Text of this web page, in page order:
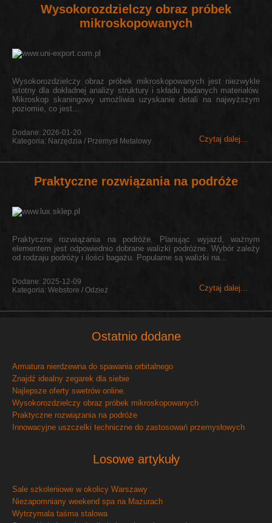
Wysokorozdzielczy obraz próbek
mikroskopowanych
Wysokorozdzielczy obraz próbek mikroskopowanych jest niezwykle
istotny dla dokładnej analizy struktury i składu badanych materiałów.
Mikroskop skaningowy umożliwia uzyskanie detali na najwyższym
poziomie, co jest...
Czytaj dalej...
Dodane: 2026-01-20
Kategoria: Narzędzia / Przemysł Metalowy
Praktyczne rozwiązania na podróże
Praktyczne rozwiązania na podróże. Planując wyjazd, ważnym
elementem jest odpowiednio dobrane walizki podróżne. Wybór zależy
od rodzaju podróży i ilości bagażu. Popularne są walizki na...
Czytaj dalej...
Dodane: 2025-12-09
Kategoria: Webstore / Odzież
Ostatnio dodane
Armatura nierdzewna do spawania orbitalnego
Znajdź idealny zegarek dla siebie
Najlepsze oferty swetrów online.
Wysokorozdzielczy obraz próbek mikroskopowanych
Praktyczne rozwiązania na podróże
Innowacyjne uszczelki techniczne do zastosowań przemysłowych
Losowe artykuły
Sale szkoleniowe w okolicy Warszawy
Niezapomniany weekend spa na Mazurach
Wytrzymala taśma stalowa